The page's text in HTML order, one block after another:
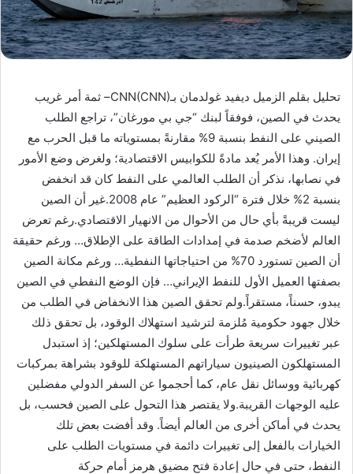
تحليل بقلم الزميل ديفيد غولدمان بـCNN(CNN)– ثمة أمر غريب
يحدث في الصين، فوفقاً لبنك “جي بي مورغان”، تراجع الطلب
الصيني على النفط بنسبة 9% مقارنةً بمستوياته ما قبل الحرب مع
إيران. وهذا الأمر يُعد مادةً للكوابيس الاقتصادية؛ ولغرض وضع الأمور
في نصابها، نذكر أن الطلب العالمي على النفط كان قد انخفض
بنسبة 2% خلال فترة “الركود العظيم” عام 2008.غير أن الصين
ليست قريبةً بأي حال من الأحوال من الانهيار الاقتصادي.رغم تعرض
العالم لأضخم صدمة في إمدادات الطاقة على الإطلاق… ورغم حقيقة
أن الصين تستورد 70% من احتياجاتها النفطية… ورغم مكانة الصين
بصفتها العميل الأول للنفط الإيراني… فإن الوضع النفطي في الصين
يبدو، حسناً، مستقراً.ولم تحقق الصين هذا الانخفاض في الطلب من
خلال جهود حكومية مُلزمة لترشيد استهلاك الوقود، بل تحقق ذلك
عبر تغييرات سريعة طرأت على سلوك المستهلكين؛ إذ استبدل
المستهلكون الصينيون سياراتهم المستهلكة للوقود بشراهة بمركبات
كهربائية ووسائل نقل عام، كما أحجموا عن السفر الدولي مفضلين
عليه الوجهات القريبة.ولا يقتصر هذا التحول على الصين فحسب، بل
يحدث في أماكن أخرى من العالم أيضاً. وقد أفضت بعض تلك
الخيارات بالفعل إلى تغييرات دائمة في مستويات الطلب على
النفط، حتى في حال إعادة فتح مضيق هرمز أمام حركة